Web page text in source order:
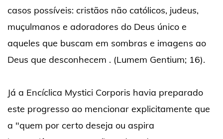
casos possíveis: cristãos não católicos, judeus,
muçulmanos e adoradores do Deus único e
aqueles que buscam em sombras e imagens ao
Deus que desconhecem . (Lumem Gentium; 16).
Já a Encíclica Mystici Corporis havia preparado
este progresso ao mencionar explicitamente que
a "quem por certo deseja ou aspira